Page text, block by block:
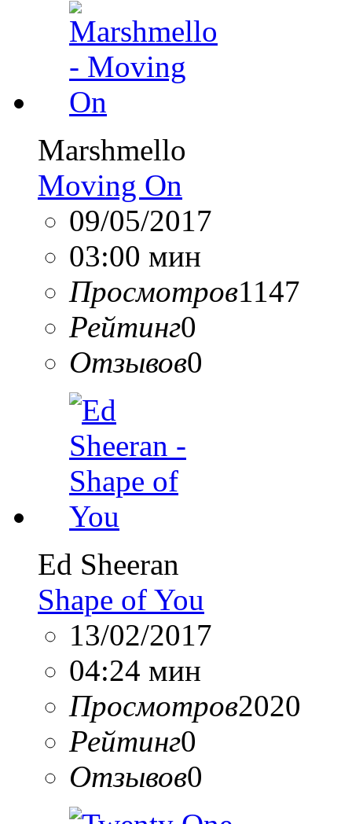
Marshmello
Moving On
09/05/2017
03:00 мин
Просмотров1147
Рейтинг0
Отзывов0
Ed Sheeran
Shape of You
13/02/2017
04:24 мин
Просмотров2020
Рейтинг0
Отзывов0